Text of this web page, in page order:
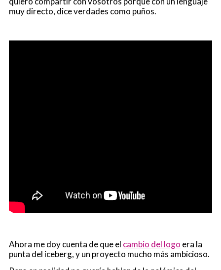
muy directo, dice verdades como puños.
Ahora me doy cuenta de que el cambio del logo era la
punta del iceberg, y un proyecto mucho más ambicioso.